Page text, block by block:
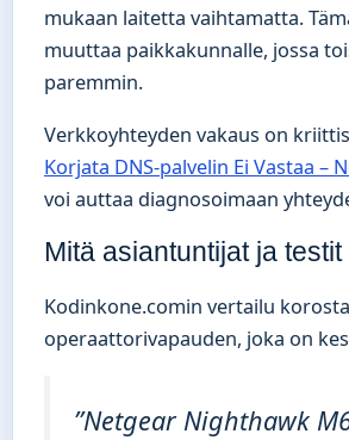
mukaan laitetta vaihtamatta.
muuttaa paikkakunnalle, jossa
paremmin.
Verkkoyhteyden vakaus on
Korjata DNS-palvelin Ei Vastaa –
voi auttaa diagnosoimaan
Mitä asiantuntijat ja
Kodinkone.comin vertailu
operaattorivapauden, joka on
”Netgear Nighthawk